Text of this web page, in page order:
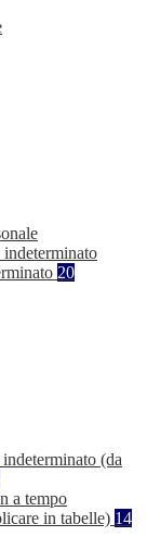
indeterminato
20
(da
a tempo
in tabelle) 14